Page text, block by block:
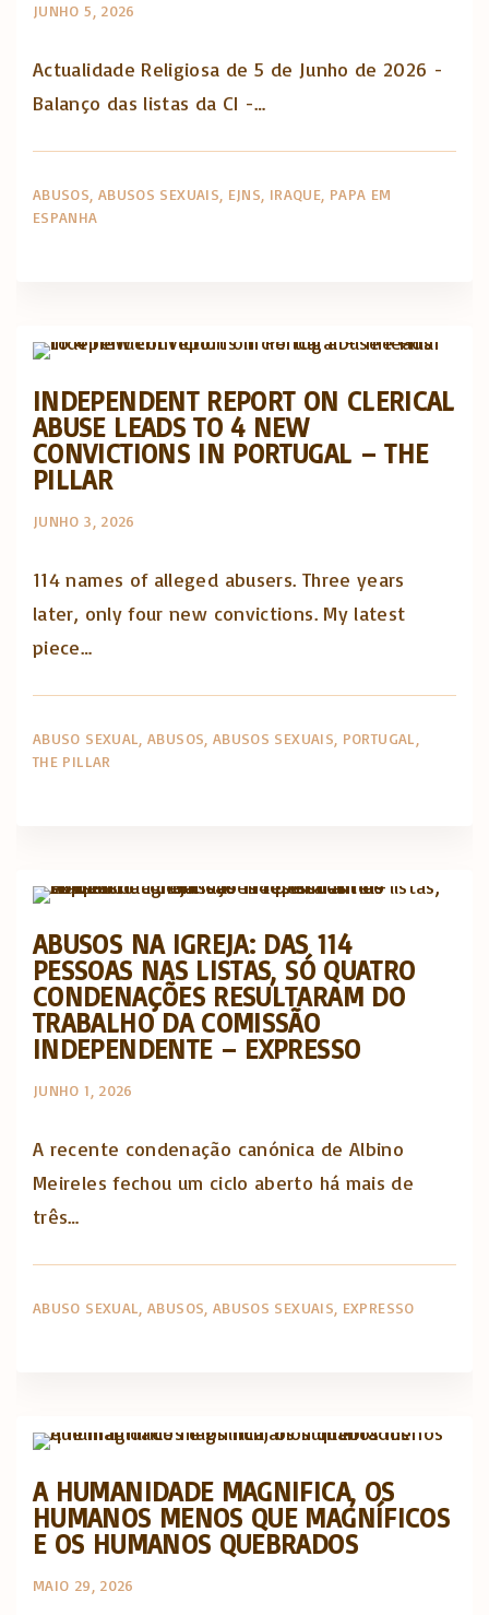
JUNHO 5, 2026
Actualidade Religiosa de 5 de Junho de 2026 -
Balanço das listas da CI -…
ABUSOS ABUSOS SEXUAIS EJNS IRAQUE PAPA EM
ESPANHA
INDEPENDENT REPORT ON CLERICAL
ABUSE LEADS TO 4 NEW
CONVICTIONS IN PORTUGAL – THE
PILLAR
JUNHO 3, 2026
114 names of alleged abusers. Three years
later, only four new convictions. My latest
piece…
ABUSO SEXUAL ABUSOS ABUSOS SEXUAIS PORTUGAL
THE PILLAR
ABUSOS NA IGREJA: DAS 114
PESSOAS NAS LISTAS, SÓ QUATRO
CONDENAÇÕES RESULTARAM DO
TRABALHO DA COMISSÃO
INDEPENDENTE – EXPRESSO
JUNHO 1, 2026
A recente condenação canónica de Albino
Meireles fechou um ciclo aberto há mais de
três…
ABUSO SEXUAL ABUSOS ABUSOS SEXUAIS EXPRESSO
A HUMANIDADE MAGNIFICA, OS
HUMANOS MENOS QUE MAGNÍFICOS
E OS HUMANOS QUEBRADOS
MAIO 29, 2026